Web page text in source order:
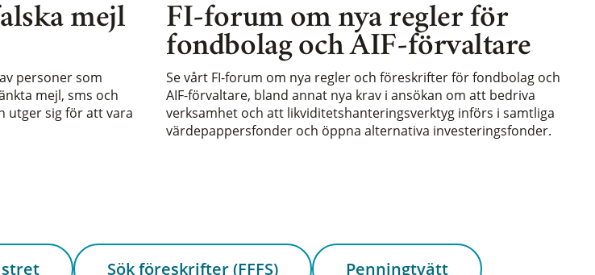
mejl
personer som
mejl, sms och
utger sig för att vara
FI-forum om nya regler för
fondbolag och AIF-förvaltare
Se vårt FI-forum om nya regler och föreskrifter för fondbolag och
AIF-förvaltare, bland annat nya krav i ansökan om att bedriva
verksamhet och att likviditetshanteringsverktyg införs i samtliga
värdepappersfonder och öppna alternativa investeringsfonder.
Sök föreskrifter (FFFS) Penningtvätt